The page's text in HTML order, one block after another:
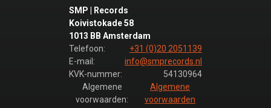
SMP | Records
Koivistokade 58
1013 BB Amsterdam
Telefoon:
+31 (0)20 2051139
E-mail:
info@smprecords.nl
KVK-nummer:
54130964
Algemene
voorwaarden:
Algemene
voorwaarden